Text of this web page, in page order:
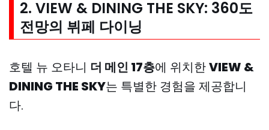
2. VIEW & DINING THE SKY: 360도
전망의 뷔페 다이닝
호텔 뉴 오타니 더 메인 17층에 위치한VIEW &
DINING THE SKY는 특별한 경험을 제공합니
다.